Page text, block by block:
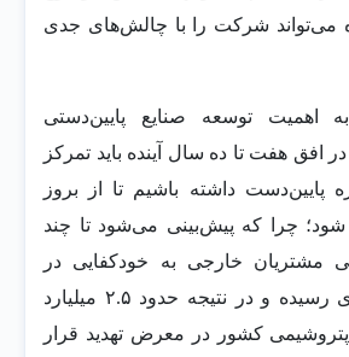
می‌تواند شرکت را با چالش‌های جدی
اهمیت توسعه صنایع پایین‌دستی
افق هفت تا ده سال آینده باید تمرکز
پایین‌دست داشته باشیم تا از بروز
چرا که پیش‌بینی می‌شود تا چند
مشتریان خارجی به خودکفایی در
محصولات پلیمری رسیده و در نتیجه حدود ۲.۵ میلیارد
کشور در معرض تهدید قرار